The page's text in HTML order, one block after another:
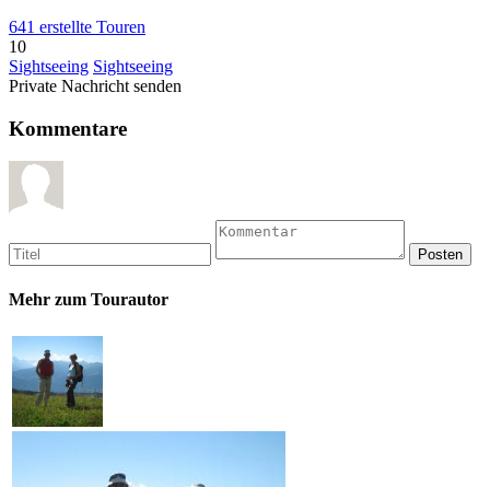
641 erstellte Touren
10
Sightseeing Sightseeing
Private Nachricht senden
Kommentare
Mehr zum Tourautor